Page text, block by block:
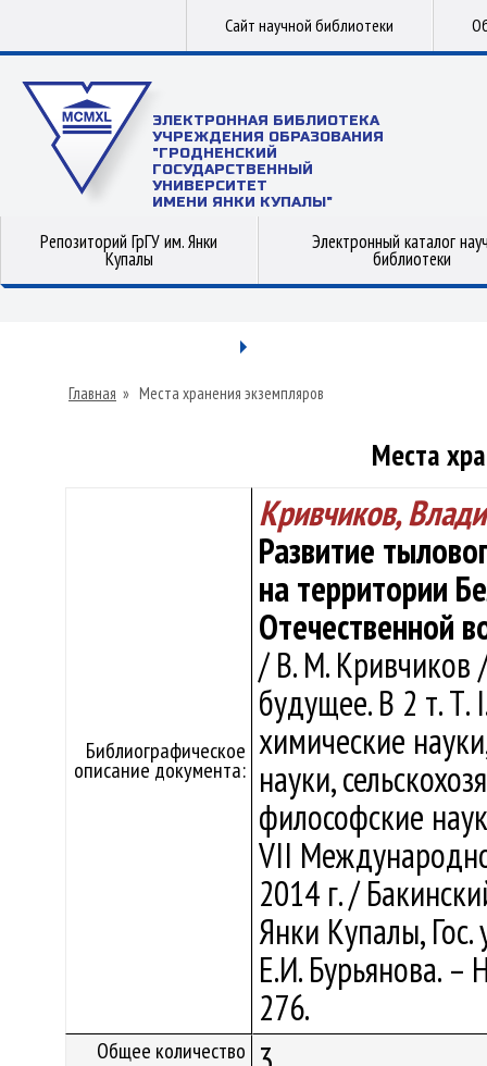
Сайт научной библиотеки
ЭЛЕКТРОННАЯ БИБЛИОТЕКА
УЧРЕЖДЕНИЯ ОБРАЗОВАНИЯ
"ГРОДНЕНСКИЙ
ГОСУДАРСТВЕННЫЙ
УНИВЕРСИТЕТ
ИМЕНИ ЯНКИ КУПАЛЫ"
Репозиторий ГрГУ им. Янки
Купалы
Электронный каталог
библиотеки
Главная » Места хранения экземпляров
Места
Библиографическое
описание документа:
Кривчиков,
Развитие
на территории
Отечественной
/ В. М. Кривчиков
будущее. В 2 т. Т.
химические
науки,
философские
VII
2014 г. /
Янки Купалы,
Е.И. Бурьянова.
276.
Общее количество